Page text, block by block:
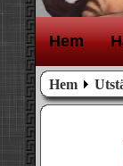
Hem H
Hem